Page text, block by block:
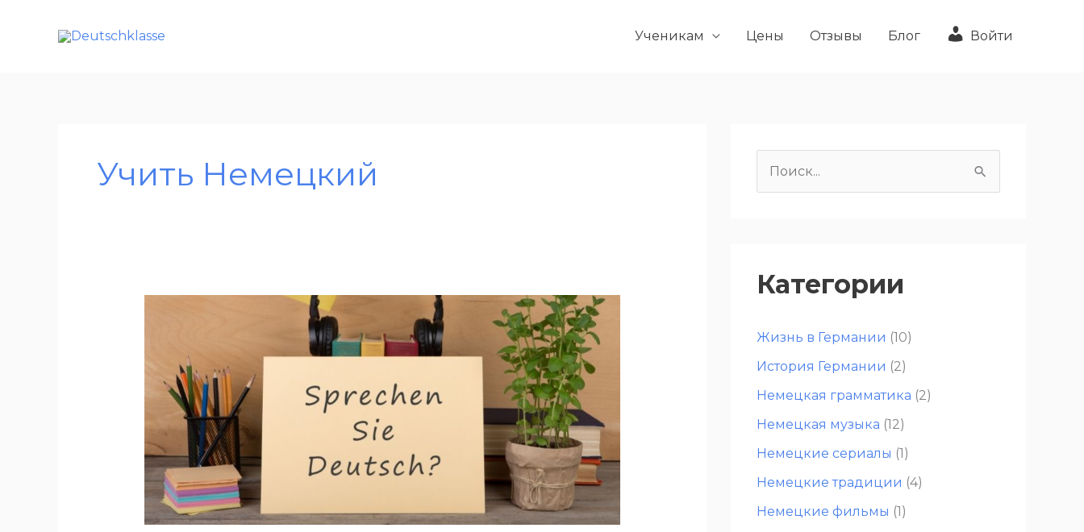
Ученикам Цены Отзывы Блог Войти
Учить Немецкий
к
Категории
Жизнь в Германии (10)
История Германии (2)
Немецкая грамматика (2)
Немецкая музыка (12)
Немецкие сериалы (1)
Немецкие традиции (4)
Немецкие фильмы (1)